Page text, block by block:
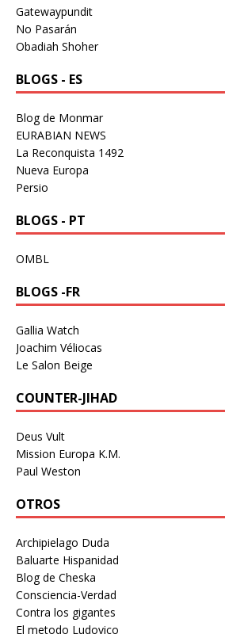
Gatewaypundit
No Pasarán
Obadiah Shoher
BLOGS - ES
Blog de Monmar
EURABIAN NEWS
La Reconquista 1492
Nueva Europa
Persio
BLOGS - PT
OMBL
BLOGS -FR
Gallia Watch
Joachim Véliocas
Le Salon Beige
COUNTER-JIHAD
Deus Vult
Mission Europa K.M.
Paul Weston
OTROS
Archipielago Duda
Baluarte Hispanidad
Blog de Cheska
Consciencia-Verdad
Contra los gigantes
El metodo Ludovico